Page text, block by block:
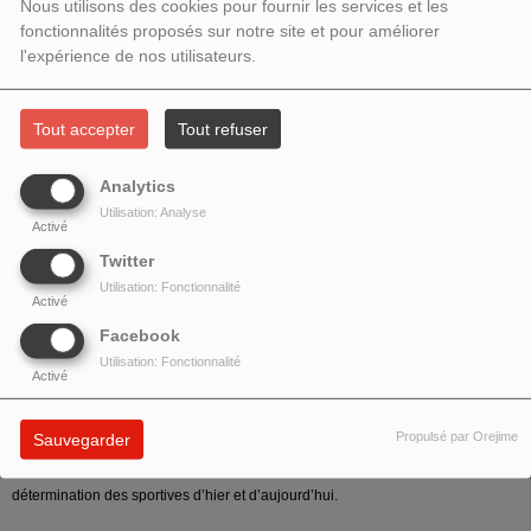
Nous utilisons des cookies pour fournir les services et les
fonctionnalités proposés sur notre site et pour améliorer
l'expérience de nos utilisateurs.
Tout accepter Tout refuser
Analytics
Activé
Utilisation: Analyse
Twitter
Activé
Utilisation: Fonctionnalité
Facebook
Activé
Utilisation: Fonctionnalité
Sauvegarder Propulsé par Orejime
détermination des sportives d’hier et d’aujourd’hui.